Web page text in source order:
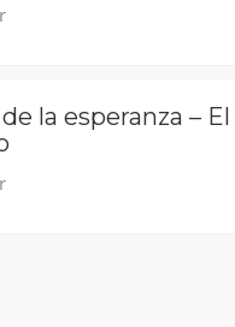
de la esperanza – El